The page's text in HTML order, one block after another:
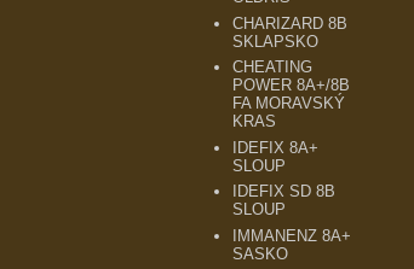
CHARIZARD 8B
SKLAPSKO
CHEATING
POWER 8A+/8B
FA MORAVSKÝ
KRAS
IDEFIX 8A+
SLOUP
IDEFIX SD 8B
SLOUP
IMMANENZ 8A+
SASKO